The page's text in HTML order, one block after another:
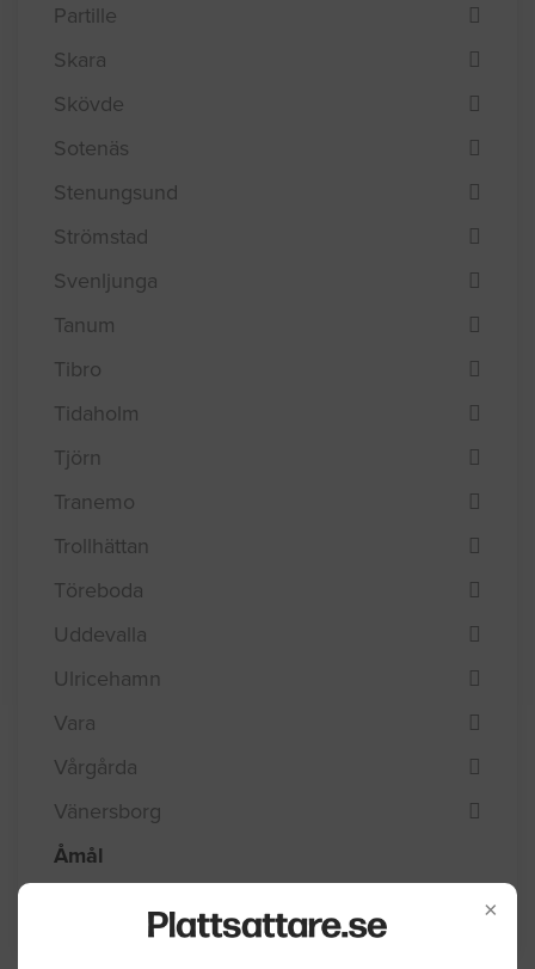
×
Partille
Skara
Skövde
Sotenäs
Stenungsund
Strömstad
Svenljunga
Tanum
Tibro
Tidaholm
Tjörn
Tranemo
Trollhättan
Töreboda
Uddevalla
Ulricehamn
Vara
Vårgårda
Vänersborg
Åmål